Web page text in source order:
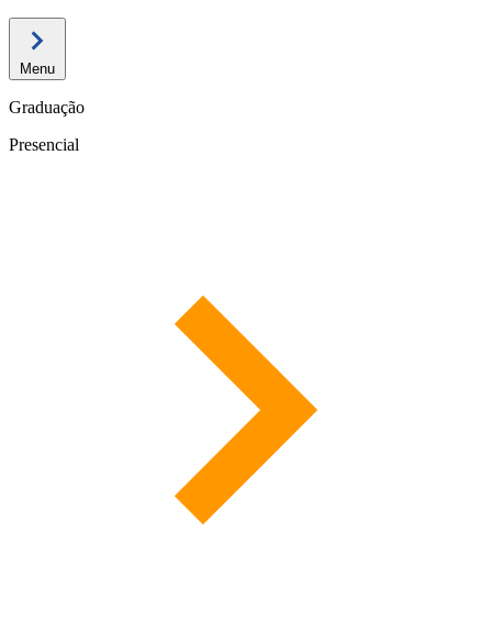
Menu
Graduação
Presencial